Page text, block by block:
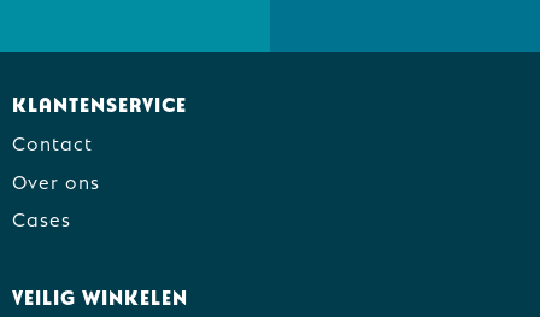
Klantenservice
Contact
Over ons
Cases
Veilig winkelen